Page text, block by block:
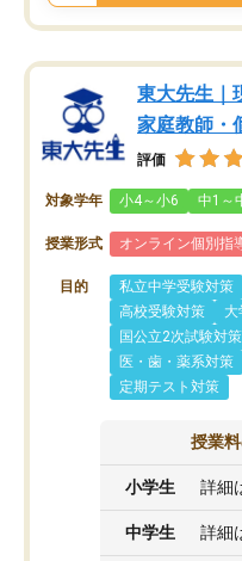
東大先生｜
家庭教師・
評価
対象学年 小4～小6 中1～
授業形式 オンライン個別指
目的 私立中学受験対策
高校受験対策
国公立2次試験対策
医・歯・薬系対策
定期テスト対策
授業
小学生 詳細
中学生 詳細